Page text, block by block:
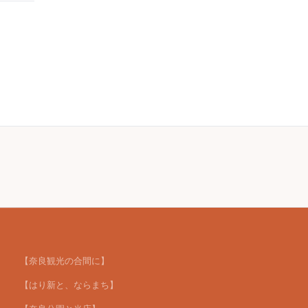
【奈良観光の合間に】
【はり新と、ならまち】